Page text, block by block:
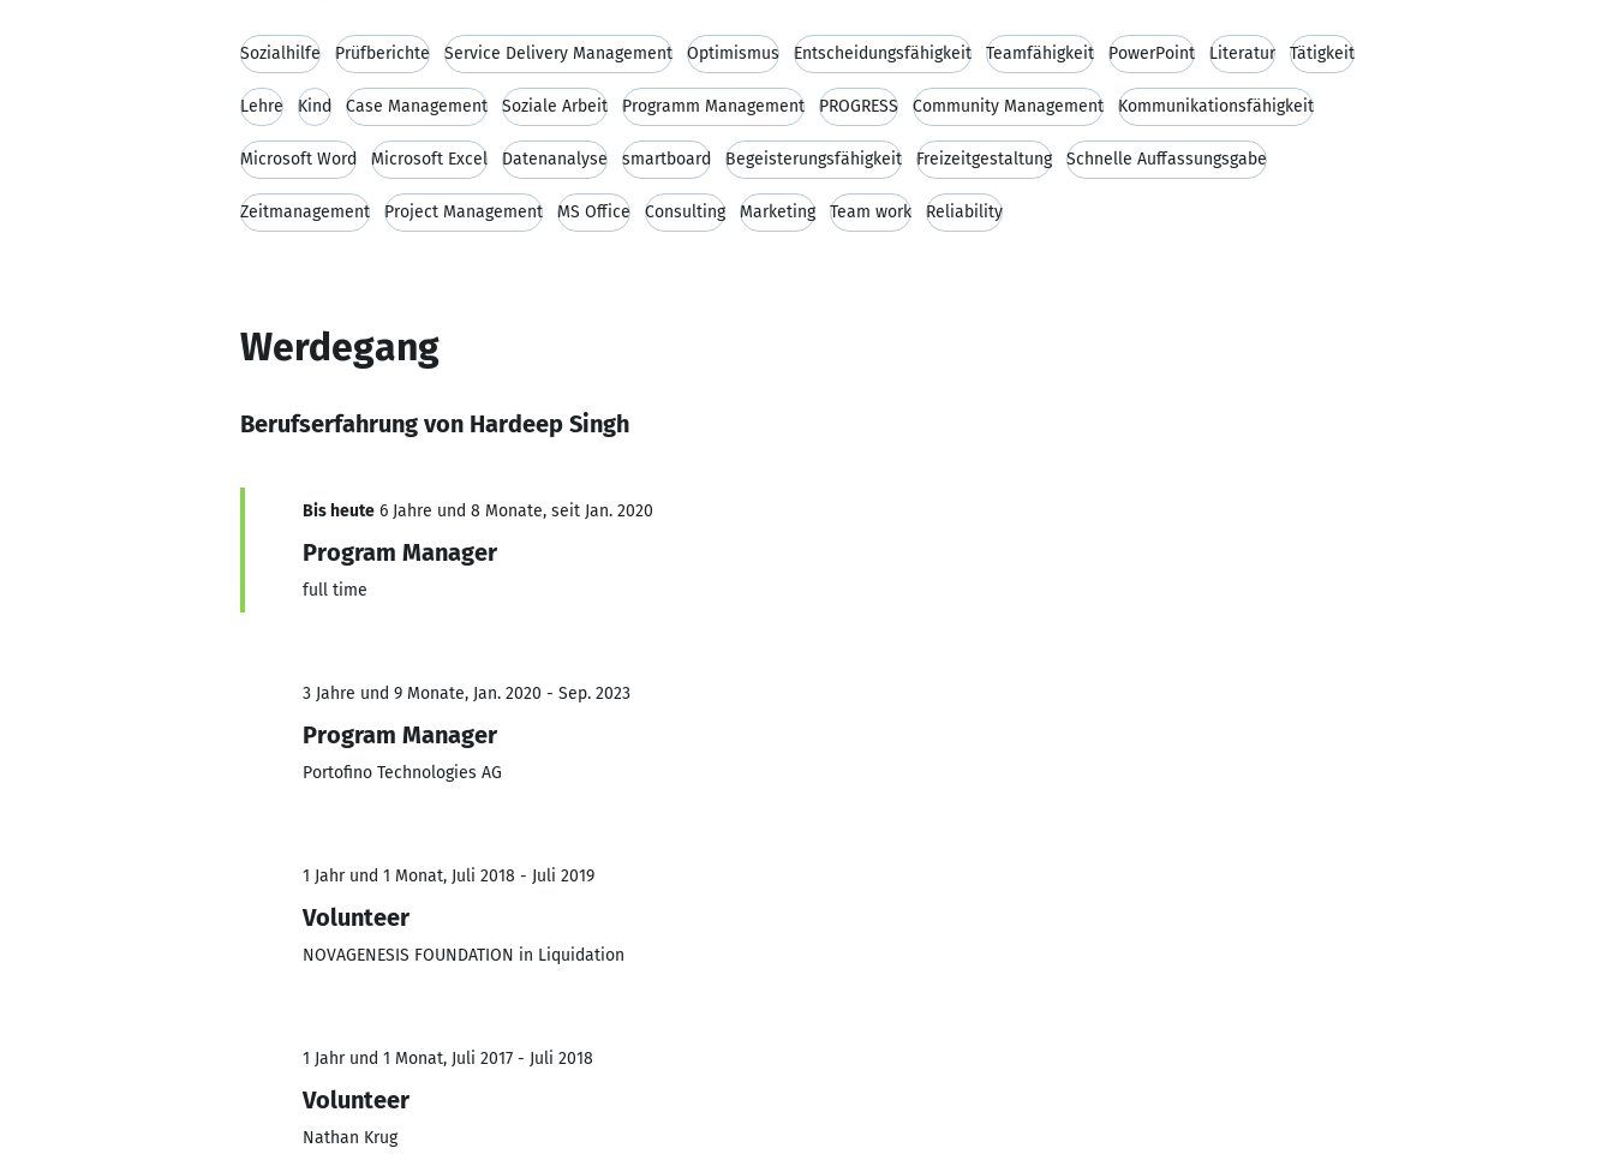
Sozialhilfe Prüfberichte Service Delivery Management Optimismus Entscheidungsfähigkeit Teamfähigkeit PowerPoint Literatur Tätigkeit
Lehre Kind Case Management Soziale Arbeit Programm Management PROGRESS Community Management Kommunikationsfähigkeit
Microsoft Word Microsoft Excel Datenanalyse smartboard Begeisterungsfähigkeit Freizeitgestaltung Schnelle Auffassungsgabe
Zeitmanagement Project Management MS Office Consulting Marketing Team work Reliability
Werdegang
Berufserfahrung von Hardeep Singh
Bis heute 6 Jahre und 8 Monate, seit Jan. 2020
Program Manager
full time
3 Jahre und 9 Monate, Jan. 2020 - Sep. 2023
Program Manager
Portofino Technologies AG
1 Jahr und 1 Monat, Juli 2018 - Juli 2019
Volunteer
NOVAGENESIS FOUNDATION in Liquidation
1 Jahr und 1 Monat, Juli 2017 - Juli 2018
Volunteer
Nathan Krug